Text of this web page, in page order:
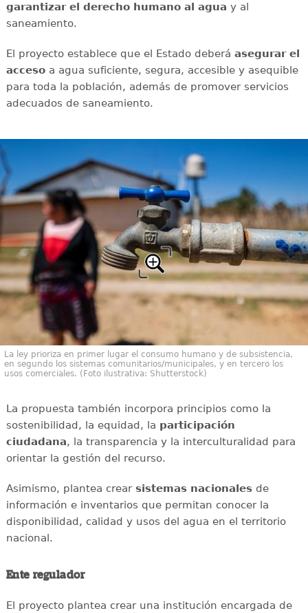
garantizar el derecho humano al agua y al
saneamiento.
El proyecto establece que el Estado deberá asegurar el
accesoa agua suficiente, segura, accesible y asequible
para toda la población, además de promover servicios
adecuados de saneamiento.
La ley prioriza en primer lugar el consumo humano y de subsistencia,
en segundo los sistemas comunitarios/municipales, y en tercero los
usos comerciales. (Foto ilustrativa: Shutterstock)
La propuesta también incorpora principios como la
sostenibilidad, la equidad, la participación
ciudadana, la transparencia y la interculturalidad para
orientar la gestión del recurso.
Asimismo, plantea crear sistemas nacionalesde
información e inventarios que permitan conocer la
disponibilidad, calidad y usos del agua en el territorio
nacional.
Ente regulador
El proyecto plantea crear una institución encargada de